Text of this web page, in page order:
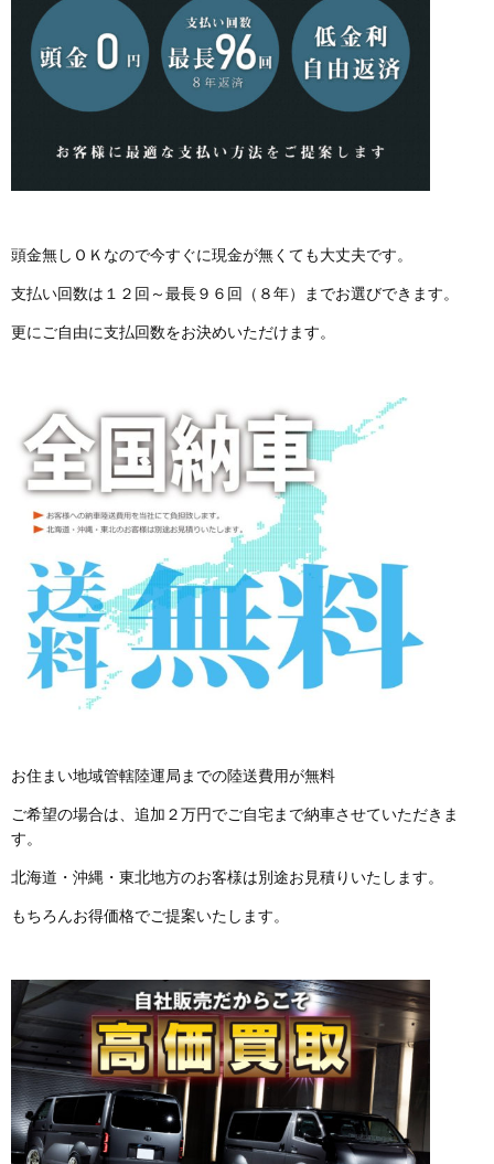
頭金無しＯＫなので今すぐに現金が無くても大丈夫です。
支払い回数は１２回～最長９６回（８年）までお選びできます。
更にご自由に支払回数をお決めいただけます。
お住まい地域管轄陸運局までの陸送費用が無料
ご希望の場合は、追加２万円でご自宅まで納車させていただきま
す。
北海道・沖縄・東北地方のお客様は別途お見積りいたします。
もちろんお得価格でご提案いたします。